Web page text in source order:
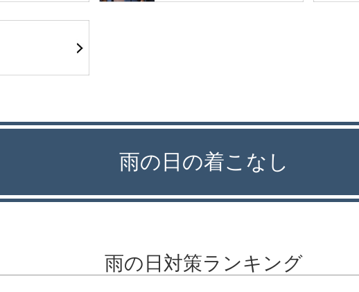
雨の日の着こなし
雨の日対策ランキング